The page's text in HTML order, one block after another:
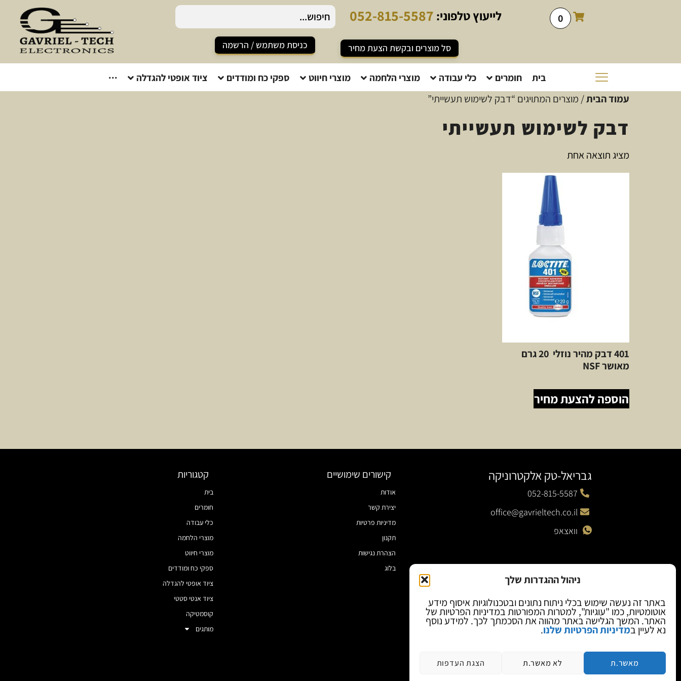
ניהול ההגדרות שלך
באתר זה נעשה שימוש בכלי ניתוח נתונים ובטכנולוגיות איסוף מידע
אוטומטיות, כמו "עוגיות", למטרות המפורטות במדיניות הפרטיות של
האתר. המשך הגלישה באתר מהווה את הסכמתך לכך. למידע נוסף
נא לעיין במדיניות הפרטיות שלנו.
מאשר.ת לא מאשר.ת הצגת העדפות
0 לייעוץטלפוני: 052-815-5587
סל מוצרים ובקשת הצעת מחיר כניסת משתמש / הרשמה
בית חומרים כלי עבודה מוצרי הלחמה מוצרי חיווט ספקי כח ומודדים ציוד אופטי להגדלה ···
עמוד הבית/ מוצרים המתויגים “דבק לשימוש תעשייתי”
דבק לשימוש תעשייתי
מציג תוצאה אחת
401 דבק מהיר נוזלי 20 גרם
מאושר NSF
הוספה להצעת מחיר
גבריאל-טק אלקטרוניקה
052-815-5587
office@gavrieltech.co.il
וואצאפ
קישורים שימושיים
אודות
יצירת קשר
מדיניות פרטיות
תקנון
הצהרת נגישות
בלוג
קטגוריות
בית
חומרים
כלי עבודה
מוצרי הלחמה
מוצרי חיווט
ספקי כח ומודדים
ציוד אופטי להגדלה
ציוד אנטי סטטי
קוסמטיקה
מותגים